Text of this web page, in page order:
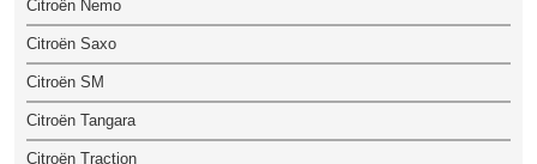
Citroën Nemo
Citroën Saxo
Citroën SM
Citroën Tangara
Citroën Traction